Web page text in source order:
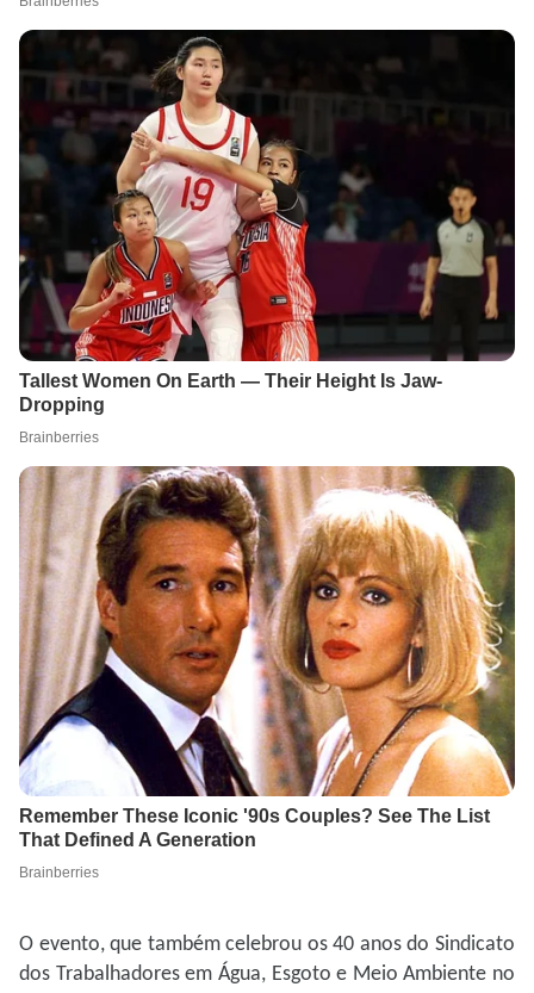
O evento, que também celebrou os 40 anos do Sindicato
dos Trabalhadores em Água, Esgoto e Meio Ambiente no